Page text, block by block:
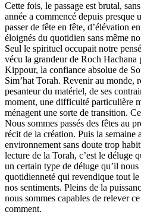
Cette fois, le passage est brutal,
année a commencé depuis presque
passer de fête en fête, d’élévation
éloignés du quotidien sans même
Seul le spirituel occupait notre
vécu la grandeur de Roch Hachana
Kippour, la confiance absolue de
Sim’hat Torah. Revenir au monde,
pesanteur du matériel, de ses
moment, une difficulté particulière
ménagent une sorte de transition.
Nous sommes passés des fêtes au
récit de la création. Puis la semaine
environnement sans doute trop
lecture de la Torah, c’est le déluge
un certain type de déluge qu’il
quotidienneté qui revendique tout
nos sentiments. Pleins de la
nous sommes capables de relever
comment.